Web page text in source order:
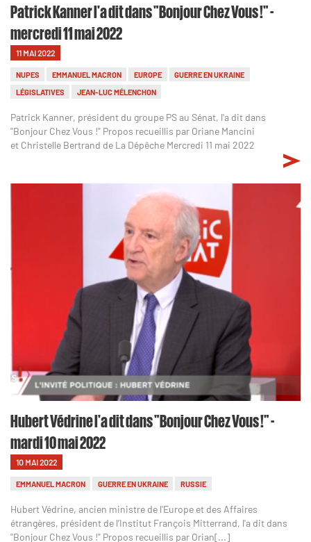
Patrick Kanner l'a dit dans "Bonjour Chez Vous !" -
mercredi 11 mai 2022
11 MAI 2022
NUPES EMMANUEL MACRON EUROPE
GUERRE EN UKRAINE
LÉGISLATIVES
JEAN-LUC MÉLENCHON
Patrick Kanner, président du groupe PS au Sénat, l'a dit dans
"Bonjour Chez Vous !" Propos recueillis par Oriane Mancini
et Christelle Bertrand de La Dépêche Mercredi 11 mai 2022
Hubert Védrine l'a dit dans "Bonjour Chez Vous !" -
mardi 10 mai 2022
10 MAI 2022
EMMANUEL MACRON GUERRE EN UKRAINE RUSSIE
Hubert Védrine, ancien ministre de l'Europe et des Affaires
étrangères, président de l’Institut François Mitterrand, l'a dit dans
"Bonjour Chez Vous !" Propos recueillis par Orian[...]